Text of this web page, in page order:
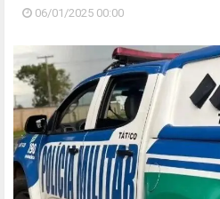
06/01/2025 00:00